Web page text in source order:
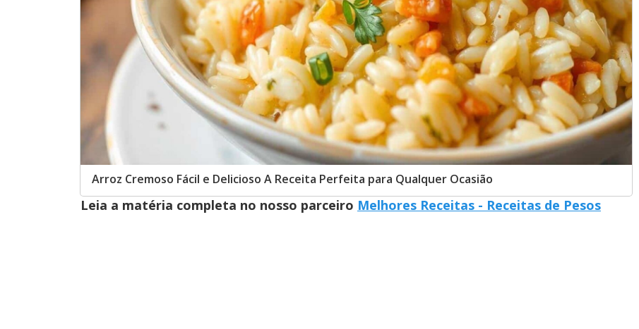
Arroz Cremoso Fácil e Delicioso A Receita Perfeita para Qualquer Ocasião
Leia a matéria completa no nosso parceiro Melhores Receitas - Receitas de Pesos